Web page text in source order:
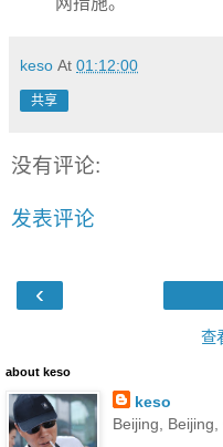
keso At 01:12:00
共享
没有评论:
发表评论
‹
查
about keso
keso
Beijing, Beijing,